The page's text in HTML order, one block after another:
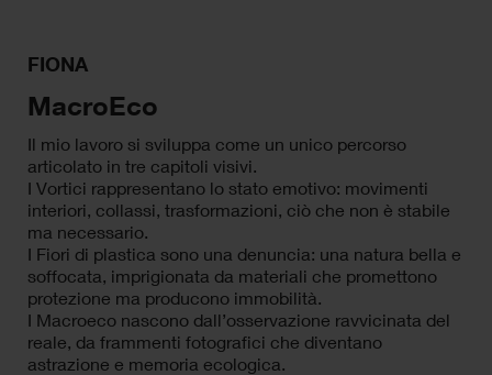
FIONA
MacroEco
Il mio lavoro si sviluppa come un unico percorso
articolato in tre capitoli visivi.
I Vortici rappresentano lo stato emotivo: movimenti
interiori, collassi, trasformazioni, ciò che non è stabile
ma necessario.
I Fiori di plastica sono una denuncia: una natura bella e
soffocata, imprigionata da materiali che promettono
protezione ma producono immobilità.
I Macroeco nascono dall’osservazione ravvicinata del
reale, da frammenti fotografici che diventano
astrazione e memoria ecologica.